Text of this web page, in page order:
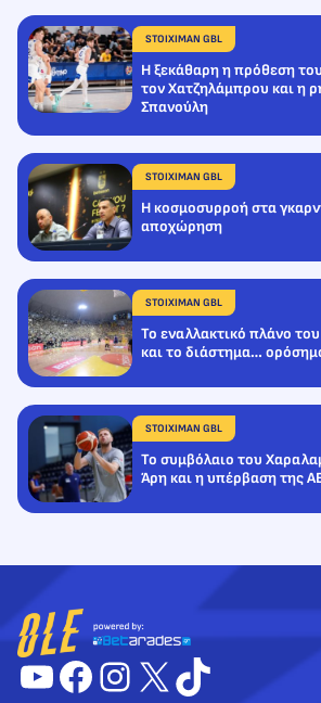
STOIXIMAN GBL
Η ξεκάθαρη η πρόθεση
τον Χατζηλάμπρου και η
Σπανούλη
STOIXIMAN GBL
Η κοσμοσυρροή στα
αποχώρηση
STOIXIMAN GBL
Το εναλλακτικό πλάνο
και το διάστημα…
STOIXIMAN GBL
Το συμβόλαιο του
Άρη και η υπέρβαση της
YouTube
Facebook
Instagram
X TikTok